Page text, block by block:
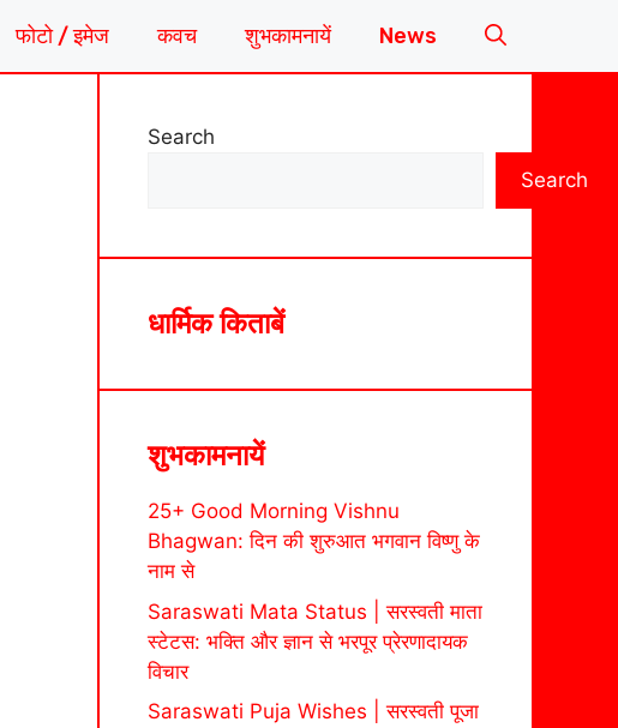
फोटो / इमेज कवच शुभकामनायें News
Search
Search
धार्मिक किताबें
शुभकामनायें
25+ Good Morning Vishnu
Bhagwan: दिन की शुरुआत भगवान विष्णु के
नाम से
Saraswati Mata Status | सरस्वती माता
स्टेटस: भक्ति और ज्ञान से भरपूर प्रेरणादायक
विचार
Saraswati Puja Wishes | सरस्वती पूजा